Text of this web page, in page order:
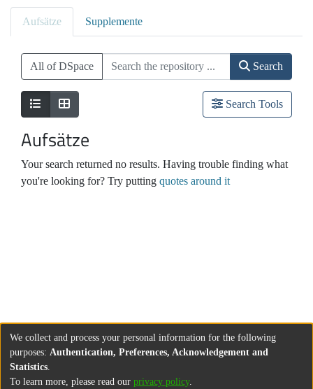
Aufsätze Supplemente
All of DSpace Search
Search Tools
Aufsätze
Your search returned no results. Having trouble finding what
you're looking for? Try putting quotes around it
We collect and process your personal information for the following
purposes: Authentication, Preferences, Acknowledgement and
Statistics
To learn more, please read our privacy policy.